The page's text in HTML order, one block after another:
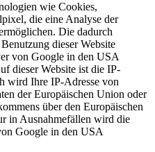
wie Cookies,
die eine Analyse der
Die dadurch
dieser Website
von Google in den USA
dieser Website ist die IP-
wird Ihre IP-Adresse von
der Europäischen Union oder
über den Europäischen
in Ausnahmefällen wird die
Google in den USA